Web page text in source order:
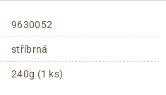
9630052
stříbrná
240g (1 ks)